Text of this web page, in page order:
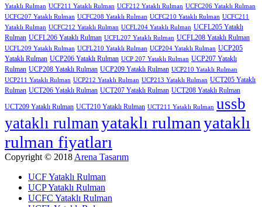
Yataklı Rulman UCF211 Yataklı Rulman UCF212 Yataklı Rulman UCFC206 Yataklı Rulman
UCFC207 Yataklı Rulman UCFC208 Yataklı Rulman UCFC210 Yataklı Rulman UCFC211
Yataklı Rulman UCFC212 Yataklı Rulman UCFL204 Yataklı Rulman UCFL205 Yataklı
Rulman UCFL206 Yataklı Rulman UCFL207 Yataklı Rulman UCFL208 Yataklı Rulman
UCFL209 Yataklı Rulman UCFL210 Yataklı Rulman UCP204 Yataklı Rulman UCP205
Yataklı Rulman UCP206 Yataklı Rulman UCP 207 Yataklı Rulman UCP207 Yataklı
Rulman UCP208 Yataklı Rulman UCP209 Yataklı Rulman UCP210 Yataklı Rulman
UCP211 Yataklı Rulman UCP212 Yataklı Rulman UCP213 Yataklı Rulman UCT205 Yataklı
Rulman UCT206 Yataklı Rulman UCT207 Yataklı Rulman UCT208 Yataklı Rulman
UCT209 Yataklı Rulman UCT210 Yataklı Rulman UCT211 Yataklı Rulman ussb
yataklı rulman yataklı rulmanyataklı
rulman fiyatları
Copyright © 2018 Arena Tasarım
UCF Yataklı Rulman
UCP Yataklı Rulman
UCFC Yataklı Rulman